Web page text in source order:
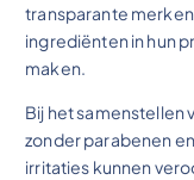
transparante
ingrediënten in hun
maken.
Bij het samenstellen
zonder parabenen
irritaties kunnen